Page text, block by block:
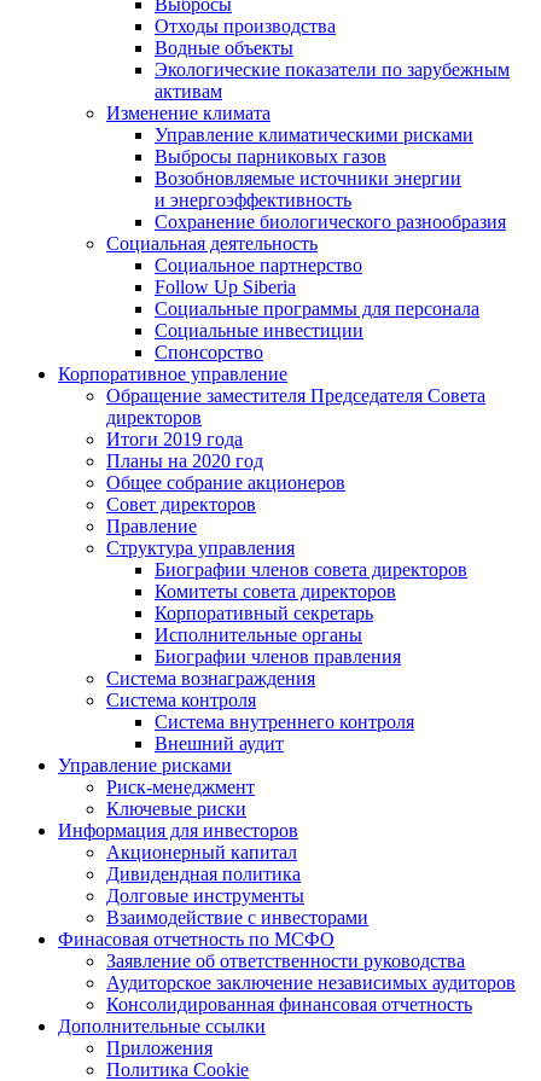
Выбросы
Отходы производства
Водные объекты
Экологические показатели по зарубежным
активам
Изменение климата
Управление климатическими рисками
Выбросы парниковых газов
Возобновляемые источники энергии
и энергоэффективность
Сохранение биологического разнообразия
Социальная деятельность
Социальное партнерство
Follow Up Siberia
Социальные программы для персонала
Социальные инвестиции
Спонсорство
Корпоративное управление
Обращение заместителя Председателя Совета
директоров
Итоги 2019 года
Планы на 2020 год
Общее собрание акционеров
Совет директоров
Правление
Структура управления
Биографии членов совета директоров
Комитеты совета директоров
Корпоративный секретарь
Исполнительные органы
Биографии членов правления
Система вознаграждения
Система контроля
Система внутреннего контроля
Внешний аудит
Управление рисками
Риск-менеджмент
Ключевые риски
Информация для инвесторов
Акционерный капитал
Дивидендная политика
Долговые инструменты
Взаимодействие с инвеcторами
Финасовая отчетность по МСФО
Заявление об ответственности руководства
Аудиторское заключение независимых аудиторов
Консолидированная финансовая отчетность
Дополнительные ссылки
Приложения
Политика Cookie